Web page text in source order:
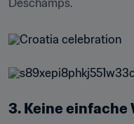
Deschamps.
3. Keine einfache